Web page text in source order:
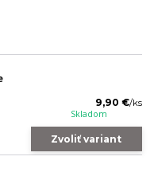
9,90 €/ks
Skladom
Zvoliť variant